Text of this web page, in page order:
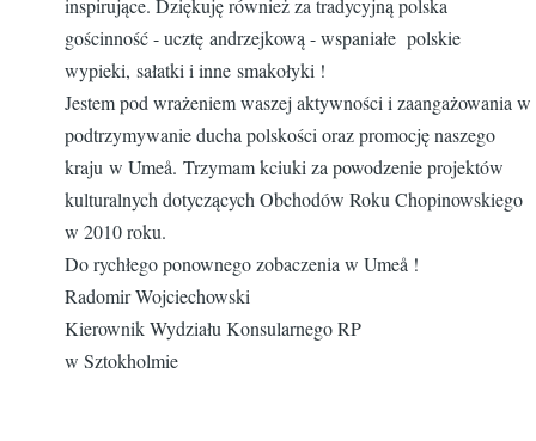
inspirujące. Dziękuję również za tradycyjną polska
gościnność - ucztę andrzejkową - wspaniałe polskie
wypieki, sałatki i inne smakołyki !
Jestem pod wrażeniem waszej aktywności i zaangażowania w
podtrzymywanie ducha polskości oraz promocję naszego
kraju w Umeå. Trzymam kciuki za powodzenie projektów
kulturalnych dotyczących Obchodów Roku Chopinowskiego
w 2010 roku.
Do rychłego ponownego zobaczenia w Umeå !
Radomir Wojciechowski
Kierownik Wydziału Konsularnego RP
w Sztokholmie